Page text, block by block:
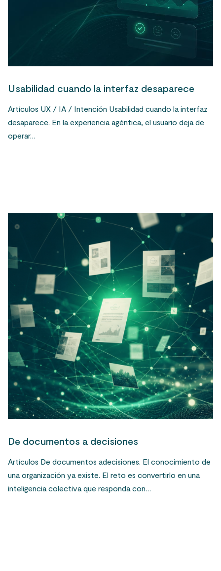
Usabilidad cuando la interfaz desaparece
Artículos UX / IA / Intención Usabilidad cuando la interfaz
desaparece. En la experiencia agéntica, el usuario deja de
operar…
De documentos a decisiones
Artículos De documentos adecisiones. El conocimiento de
una organización ya existe. El reto es convertirlo en una
inteligencia colectiva que responda con…